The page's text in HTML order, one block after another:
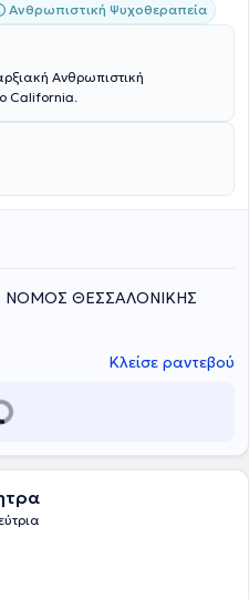
Ανθρωπιστική Ψυχοθεραπεία
Ανθρωπιστική
California.
ΝΟΜΟΣ ΘΕΣΣΑΛΟΝΙΚΗΣ
Κλείσε ραντεβού